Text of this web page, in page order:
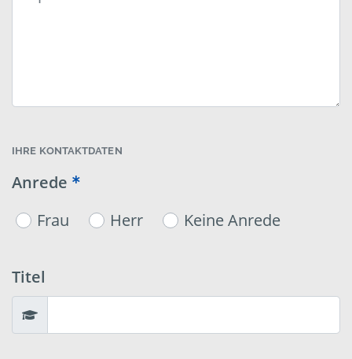
IHRE KONTAKTDATEN
Anrede
Frau
Herr Keine Anrede
Titel